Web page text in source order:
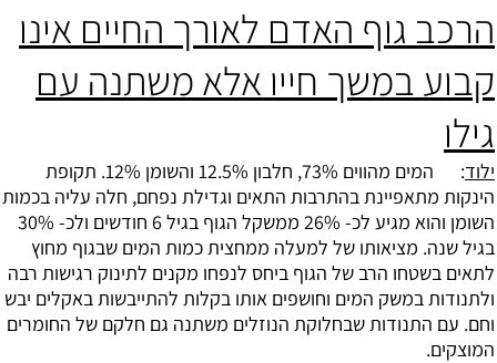
הרכב גוף האדם לאורך החיים אינו
קבוע במשך חייו אלא משתנה עם
גילו
ילוד
: המים מהווים 73%, חלבון 12.5% והשומן 12%. תקופת
הינקות מתאפיינת בהתרבות התאים וגדילת נפחם, חלה עליה בכמות
השומן והוא מגיע לכ- 26% ממשקל הגוף בגיל 6 חודשים ולכ- 30%
בגיל שנה. מציאותו של למעלה ממחצית כמות המים שבגוף מחוץ
לתאים בשטחו הרב של הגוף ביחס לנפחו מקנים לתינוק רגישות רבה
ולתנודות במשק המים וחושפים אותו בקלות להתייבשות באקלים יבש
וחם. עם התנודות שבחלוקת הנוזלים משתנה גם חלקם של החומרים
המוצקים.